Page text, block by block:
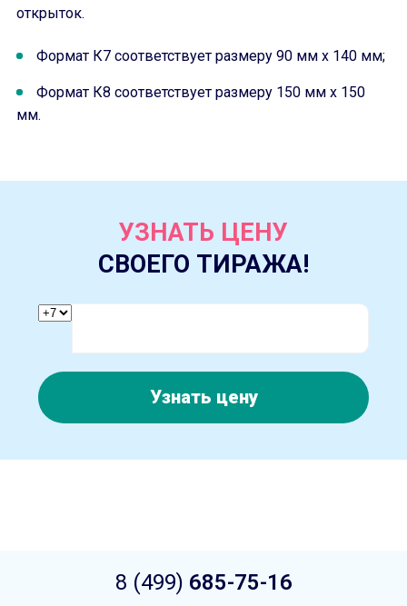
открыток.
Формат К7 соответствует размеру 90 мм x 140 мм;
Формат К8 соответствует размеру 150 мм x 150
мм.
УЗНАТЬ ЦЕНУ
СВОЕГО ТИРАЖА!
Узнать цену
8 (499) 685-75-16